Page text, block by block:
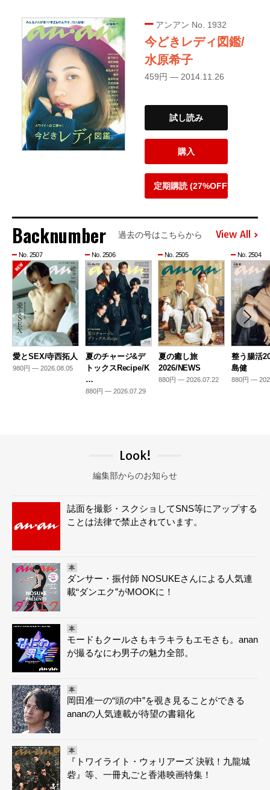
アンアン No. 1932
今どきレディ図鑑/
水原希子
459円 — 2014.11.26
試し読み
購入
定期購読 (27%OFF)
Backnumber 過去の号はこちらから View All
No. 2507
愛とSEX/寺西拓人
980円 — 2026.08.05
No. 2506
夏のチャージ&デ
トックスRecipe/K
…
880円 — 2026.07.29
No. 2505
夏の癒し旅
2026/NEWS
880円 — 2026.07.22
No. 2504
整う腸活
島健
880円 —
Look!
編集部からのお知らせ
誌面を撮影・スクショしてSNS等にアップする
ことは法律で禁止されています。
本
ダンサー・振付師 NOSUKEさんによる人気連
載“ダンエク”がMOOKに！
本
モードもクールさもキラキラもエモさも。anan
が撮るなにわ男子の魅力全部。
本
岡田准一の“頭の中”を覗き見ることができる
ananの人気連載が待望の書籍化
本
『トワイライト・ウォリアーズ 決戦！九龍城
砦』等、一冊丸ごと香港映画特集！